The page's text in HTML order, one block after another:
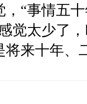
“事情五
觉太少了
来十年、